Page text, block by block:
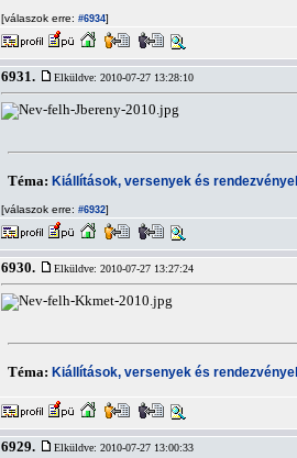
[válaszok erre: #6934]
6931. Elküldve: 2010-07-27 13:28:10
Téma: Kiállítások, versenyek és
[válaszok erre: #6932]
6930. Elküldve: 2010-07-27 13:27:24
Téma: Kiállítások, versenyek és
6929. Elküldve: 2010-07-27 13:00:33